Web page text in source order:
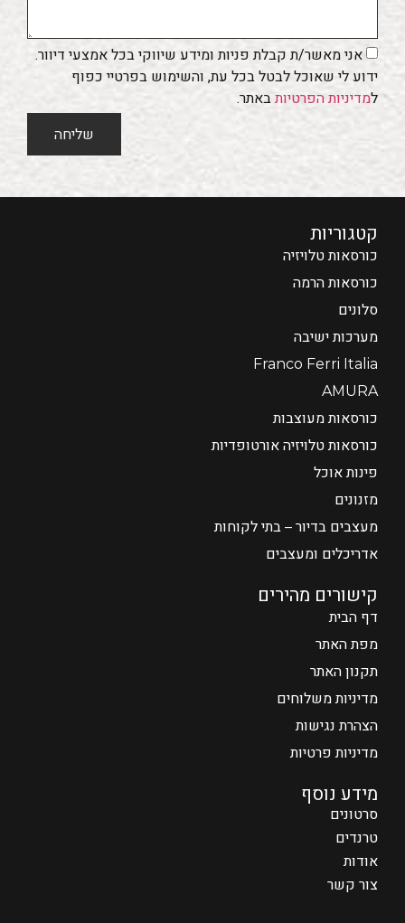
אני מאשר/ת קבלת פניות ומידע שיווקי בכל אמצעי דיוור.
ידוע לי שאוכל לבטל בכל עת, והשימוש בפרטיי כפוף
למדיניות הפרטיותבאתר.
שליחה
קטגוריות
כורסאות טלויזיה
כורסאות הרמה
סלונים
מערכות ישיבה
Franco Ferri Italia
AMURA
כורסאות מעוצבות
כורסאות טלויזיה אורטופדיות
פינות אוכל
מזנונים
מעצבים בדיור – בתי לקוחות
אדריכלים ומעצבים
קישורים מהירים
דף הבית
מפת האתר
תקנון האתר
מדיניות משלוחים
הצהרת נגישות
מדיניות פרטיות
מידע נוסף
סרטונים
טרנדים
אודות
צור קשר